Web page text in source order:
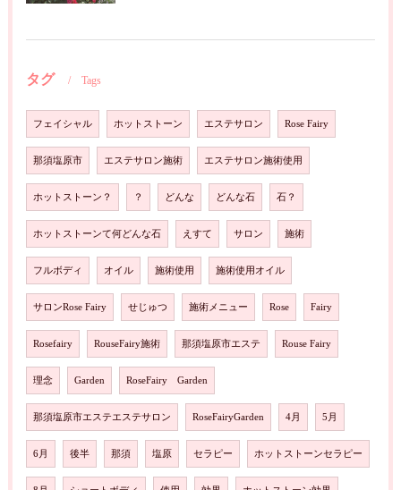
タグ Tags
フェイシャル ホットストーン エステサロン Rose Fairy
那須塩原市 エステサロン施術 エステサロン施術使用
ホットストーン？ ？ どんな どんな石 石？
ホットストーンて何どんな石 えすて サロン 施術
フルボディ オイル 施術使用 施術使用オイル
サロンRose Fairy せじゅつ 施術メニュー Rose Fairy
Rosefairy RouseFairy施術 那須塩原市エステ Rouse Fairy
理念 Garden RoseFairy Garden
那須塩原市エステエステサロン RoseFairyGarden 4月 5月
6月 後半 那須 塩原 セラピー ホットストーンセラピー